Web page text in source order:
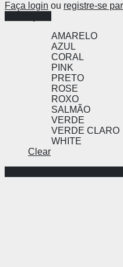
Faça login ou registre-se
AMARELO
AZUL
CORAL
PINK
PRETO
ROSE
ROXO
SALMÃO
VERDE
VERDE CLARO
WHITE
Clear